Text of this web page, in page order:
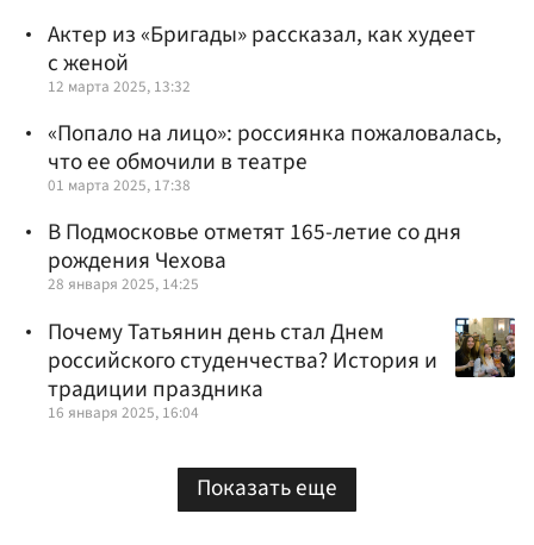
Актер из «Бригады» рассказал, как худеет
с женой
12 марта 2025, 13:32
«Попало на лицо»: россиянка пожаловалась,
что ее обмочили в театре
01 марта 2025, 17:38
В Подмосковье отметят 165-летие со дня
рождения Чехова
28 января 2025, 14:25
Почему Татьянин день стал Днем
российского студенчества? История и
традиции праздника
16 января 2025, 16:04
Показать еще